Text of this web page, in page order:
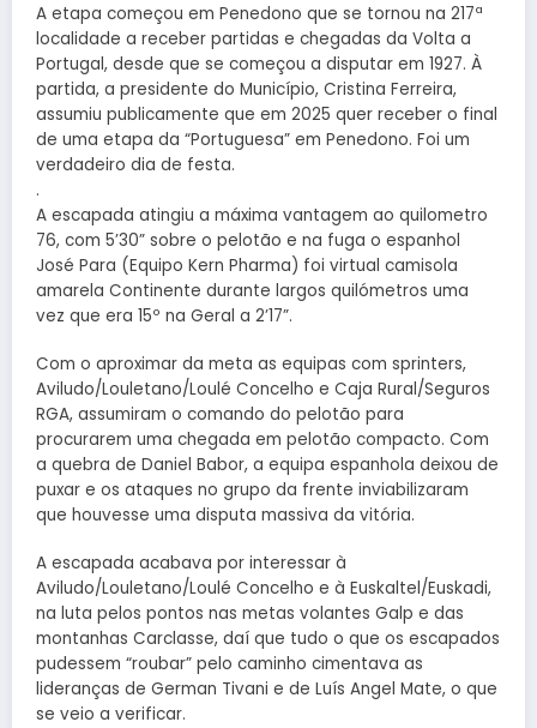
A etapa começou em Penedono que se tornou na 217ª
localidade a receber partidas e chegadas da Volta a
Portugal, desde que se começou a disputar em 1927. À
partida, a presidente do Município, Cristina Ferreira,
assumiu publicamente que em 2025 quer receber o final
de uma etapa da “Portuguesa” em Penedono. Foi um
verdadeiro dia de festa.
.
A escapada atingiu a máxima vantagem ao quilometro
76, com 5’30” sobre o pelotão e na fuga o espanhol
José Para (Equipo Kern Pharma) foi virtual camisola
amarela Continente durante largos quilómetros uma
vez que era 15º na Geral a 2’17”.
Com o aproximar da meta as equipas com sprinters,
Aviludo/Louletano/Loulé Concelho e Caja Rural/Seguros
RGA, assumiram o comando do pelotão para
procurarem uma chegada em pelotão compacto. Com
a quebra de Daniel Babor, a equipa espanhola deixou de
puxar e os ataques no grupo da frente inviabilizaram
que houvesse uma disputa massiva da vitória.
A escapada acabava por interessar à
Aviludo/Louletano/Loulé Concelho e à Euskaltel/Euskadi,
na luta pelos pontos nas metas volantes Galp e das
montanhas Carclasse, daí que tudo o que os escapados
pudessem “roubar” pelo caminho cimentava as
lideranças de German Tivani e de Luís Angel Mate, o que
se veio a verificar.